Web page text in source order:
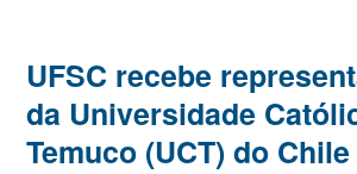
UFSC recebe
da Universidade
Temuco (UCT) do Chile